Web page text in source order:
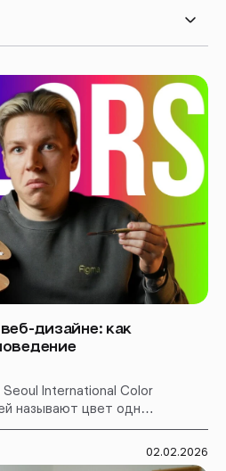
дизайне: как
International Color
называют цвет одним
принятии решения о
показывают, что
формируется всего
02.02.2026